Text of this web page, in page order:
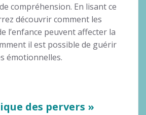
compréhension. En lisant ce
découvrir comment les
l’enfance peuvent affecter la
il est possible de guérir
émotionnelles.
des pervers »